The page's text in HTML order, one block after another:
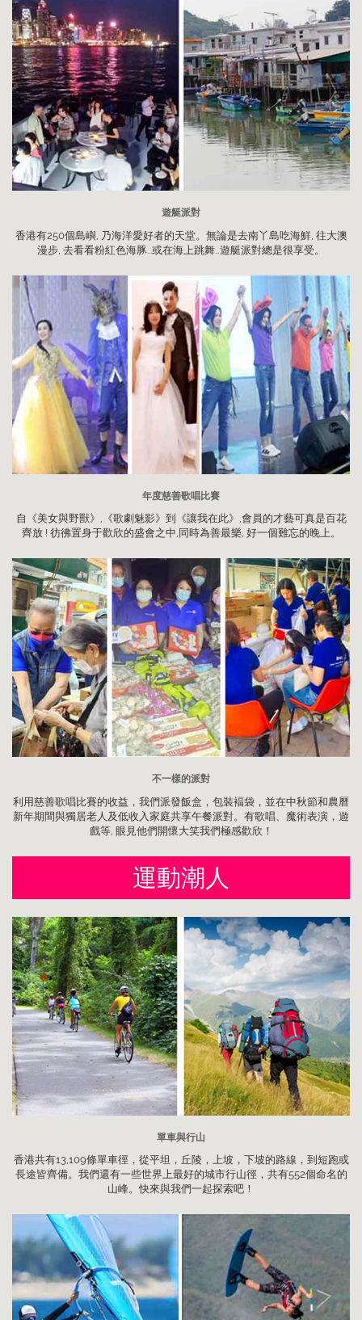
遊艇派對
香港有250個島嶼, 乃海洋愛好者的天堂。無論是去南丫島吃海鮮, 往大澳
漫步, 去看看粉紅色海豚...或在海上跳舞…遊艇派對總是很享受。
年度慈善歌唱比賽
自《美女與野獸》,《歌劇魅影》到《讓我在此》,會員的才藝可真是百花
齊放 ! 彷彿置身于歡欣的盛會之中,同時為善最樂, 好一個難忘的晚上。
不一樣的派對
利用慈善歌唱比賽的收益，我們派發飯盒，包裝褔袋，並在中秋節和農曆
新年期間與獨居老人及低收入家庭共享午餐派對。有歌唱、魔術表演，遊
戲等, 眼見他們開懷大笑我們極感歡欣！
運動潮人
單車與行山
香港共有13,109條單車徑，從平坦，丘陵，上坡，下坡的路線，到短跑或
長途皆齊備。我們還有一些世界上最好的城市行山徑，共有552個命名的
山峰。快來與我們一起探索吧！